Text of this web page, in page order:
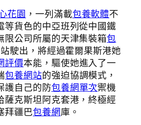
花園 ，一列滿載包養軟體不
等貨色的中亞班列從中國鐵
限公司所屬的天津集裝箱包
駛出，將經過霍爾果斯港她
評價本能，驅使她進入了一
包養網站的強迫協調模式，
護自己的防包養網單次禦機
薩克斯坦阿克套港，終極經
拜疆巴包養網庫。